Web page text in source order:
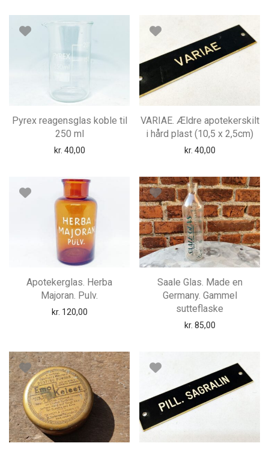
Pyrex reagensglas koble til
250 ml
kr. 40,00
VARIAE. Ældre apotekerskilt
i hård plast (10,5 x 2,5cm)
kr. 40,00
Apotekerglas. Herba
Majoran. Pulv.
kr. 120,00
Saale Glas. Made en
Germany. Gammel
sutteflaske
kr. 85,00